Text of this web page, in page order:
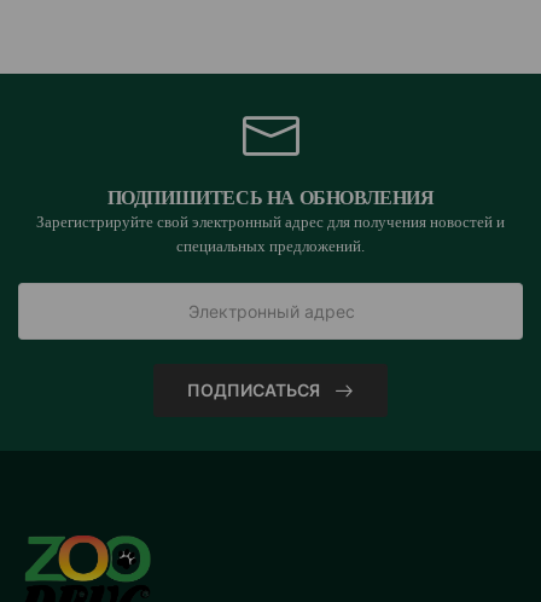
ПОДПИШИТЕСЬ НА ОБНОВЛЕНИЯ
Зарегистрируйте свой электронный адрес для получения новостей и
специальных предложений.
ПОДПИСАТЬСЯ